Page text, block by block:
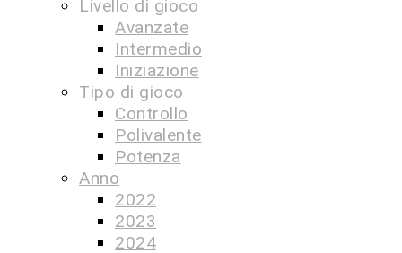
Livello di gioco
Avanzate
Intermedio
Iniziazione
Tipo di gioco
Controllo
Polivalente
Potenza
Anno
2022
2023
2024